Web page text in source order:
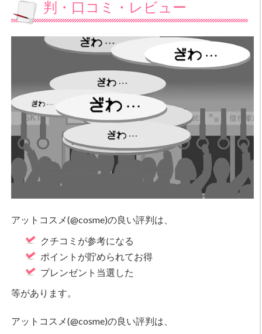
判・口コミ・レビュー
アットコスメ(@cosme)の良い評判は、
クチコミが参考になる
ポイントが貯められてお得
プレンゼント当選した
等があります。
アットコスメ(@cosme)の良い評判は、